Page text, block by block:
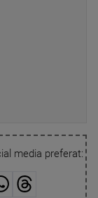
media preferat: